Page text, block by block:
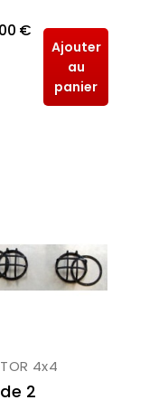
€
Ajouter
au
panier
4x4
2